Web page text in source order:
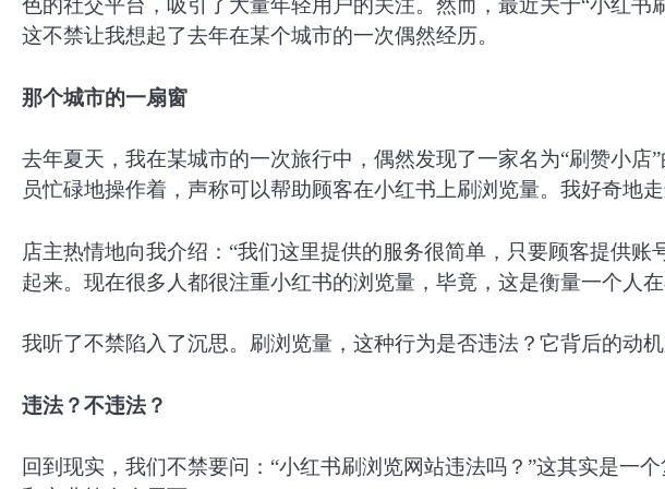
色的社交平台，吸引了大量年轻用户的关注。然而，最近关于“小红书
这不禁让我想起了去年在某个城市的一次偶然经历。
那个城市的一扇窗
去年夏天，我在某城市的一次旅行中，偶然发现了一家名为“刷赞小店
员忙碌地操作着，声称可以帮助顾客在小红书上刷浏览量。我好奇地
店主热情地向我介绍：“我们这里提供的服务很简单，只要顾客提供
起来。现在很多人都很注重小红书的浏览量，毕竟，这是衡量一个人
我听了不禁陷入了沉思。刷浏览量，这种行为是否违法？它背后的动
违法？不违法？
回到现实，我们不禁要问：“小红书刷浏览网站违法吗？”这其实是一